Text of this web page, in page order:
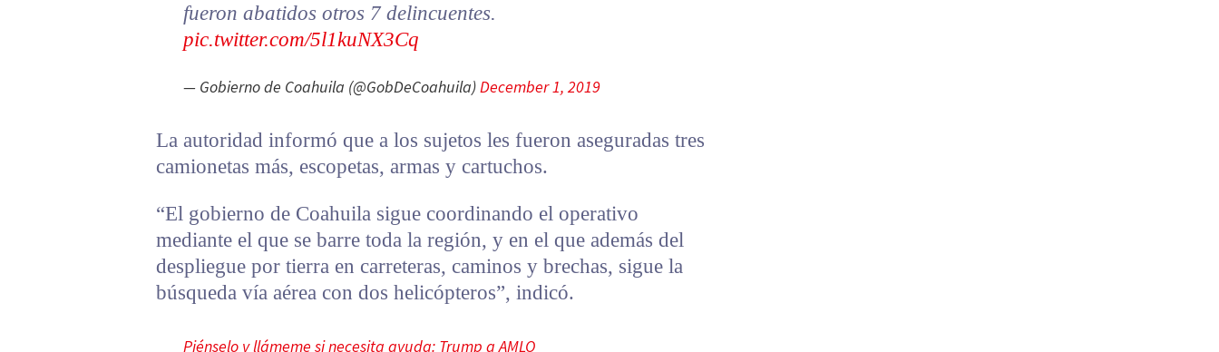
fueron abatidos otros 7 delincuentes.
pic.twitter.com/5l1kuNX3Cq
— Gobierno de Coahuila (@GobDeCoahuila) December 1, 2019
La autoridad informó que a los sujetos les fueron aseguradas tres
camionetas más, escopetas, armas y cartuchos.
“El gobierno de Coahuila sigue coordinando el operativo
mediante el que se barre toda la región, y en el que además del
despliegue por tierra en carreteras, caminos y brechas, sigue la
búsqueda vía aérea con dos helicópteros”, indicó.
Piénselo y llámeme si necesita ayuda: Trump a AMLO